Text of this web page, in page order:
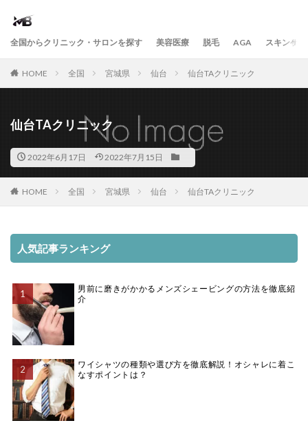
全国からクリニック・サロンを探す 美容医療 脱毛 AGA スキンケア
HOME 全国 宮城県 仙台 仙台TAクリニック
仙台TAクリニック
2022年6月17日 2022年7月15日
HOME 全国 宮城県 仙台 仙台TAクリニック
人気記事ランキング
男前に磨きがかかるメンズシェービングの方法を徹底紹
介
ワイシャツの種類や選び方を徹底解説！オシャレに着こ
なすポイントは？